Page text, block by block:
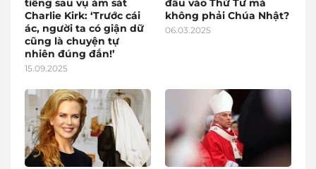
tiếng sau vụ ám sát
Charlie Kirk: ‘Trước cái
ác, người ta có giận dữ
cũng là chuyện tự
nhiên đúng đắn!’
15.09.2025
đầu vào Thứ Tư mà
không phải Chúa Nhật?
06.03.2025